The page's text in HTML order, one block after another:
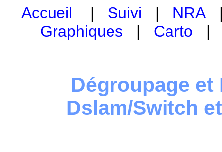
Accueil | Suivi | NRA
Graphiques | Carto
Dégroupage et
Dslam/Switch